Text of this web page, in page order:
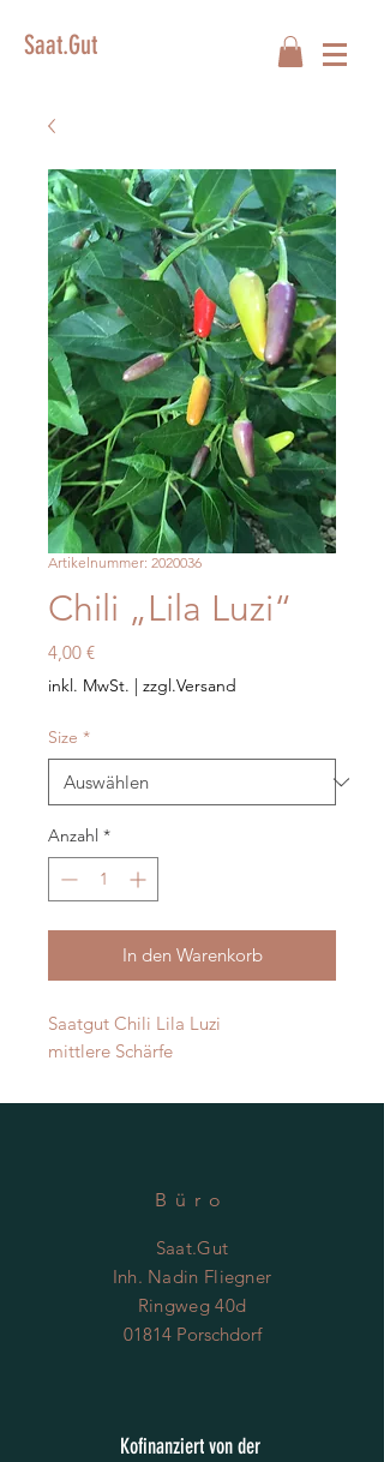
Saat.Gut
Artikelnummer: 2020036
Chili „Lila Luzi“
4,00 €Preis
inkl. MwSt. | zzgl.Versand
Size *
Anzahl *
In den Warenkorb
Saatgut Chili Lila Luzi
mittlere Schärfe
Büro
Saat.Gut
Inh. Nadin Fliegner
Ringweg 40d
01814 Porschdorf
Kofinanziert von der